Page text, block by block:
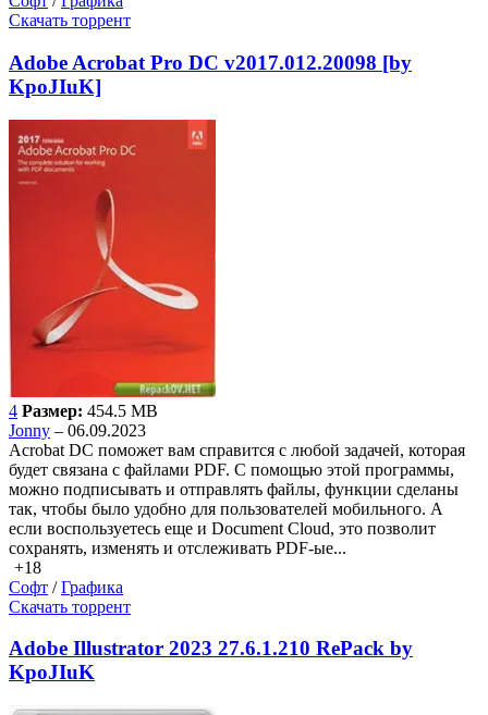
Скачать торрент
Adobe Acrobat Pro DC v2017.012.20098 [by
KpoJIuK]
4 Размер: 454.5 MB
Jonny – 06.09.2023
Acrobat DC поможет вам справится с любой задачей, которая
будет связана с файлами PDF. С помощью этой программы,
можно подписывать и отправлять файлы, функции сделаны
так, чтобы было удобно для пользователей мобильного. А
если воспользуетесь еще и Document Cloud, это позволит
сохранять, изменять и отслеживать PDF-ые...
+18
Софт /Графика
Скачать торрент
Adobe Illustrator 2023 27.6.1.210 RePack by
KpoJIuK